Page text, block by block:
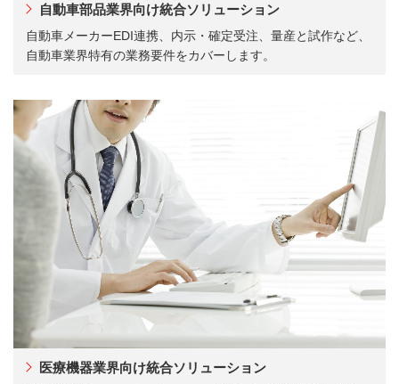
自動車部品業界向け統合ソリューション
自動車メーカーEDI連携、内示・確定受注、量産と試作など、
自動車業界特有の業務要件をカバーします。
医療機器業界向け統合ソリューション